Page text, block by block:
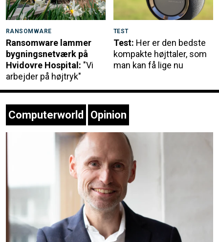
RANSOMWARE
Ransomware lammer
bygningsnetværk på
Hvidovre Hospital: "Vi
arbejder på højtryk"
TEST
Test: Her er den bedste
kompakte højttaler, som
man kan få lige nu
Computerworld Opinion